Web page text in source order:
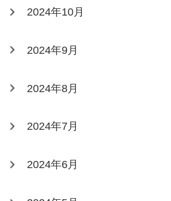
2024年10月
2024年9月
2024年8月
2024年7月
2024年6月